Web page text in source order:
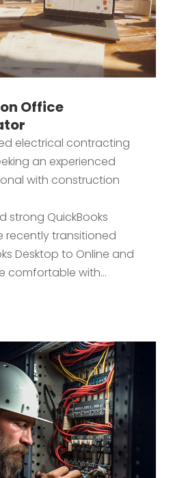
Office
electrical contracting
an experienced
with construction
strong QuickBooks
recently transitioned
Desktop to Online and
comfortable with...